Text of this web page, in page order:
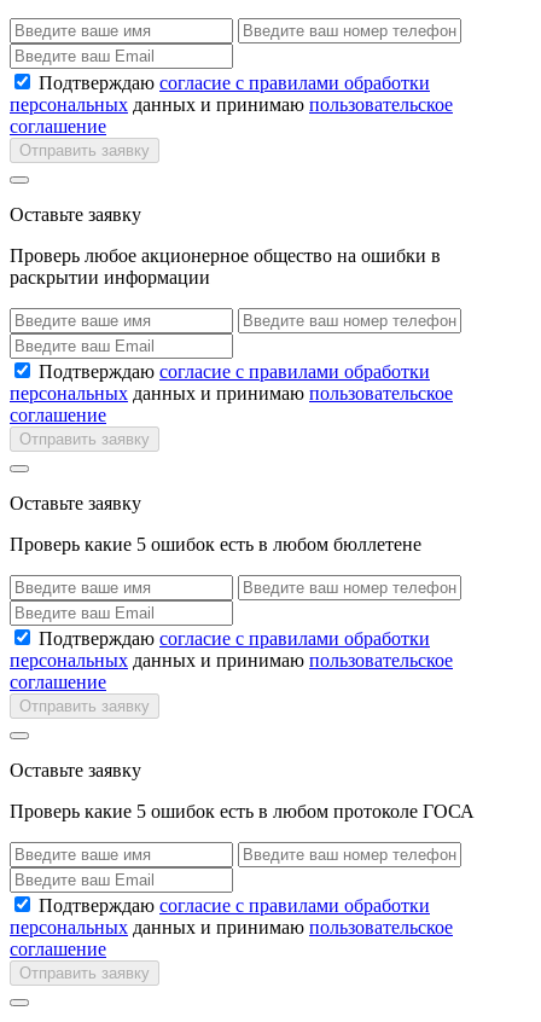
Подтверждаю согласие с правилами обработки
персональных данных и принимаю пользовательское
соглашение
Отправить заявку
Оставьте заявку
Проверь любое акционерное общество на ошибки в
раскрытии информации
Подтверждаю согласие с правилами обработки
персональных данных и принимаю пользовательское
соглашение
Отправить заявку
Оставьте заявку
Проверь какие 5 ошибок есть в любом бюллетене
Подтверждаю согласие с правилами обработки
персональных данных и принимаю пользовательское
соглашение
Отправить заявку
Оставьте заявку
Проверь какие 5 ошибок есть в любом протоколе ГОСА
Подтверждаю согласие с правилами обработки
персональных данных и принимаю пользовательское
соглашение
Отправить заявку